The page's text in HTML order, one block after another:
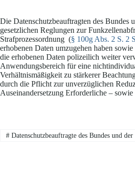
Die Datenschutzbeauftragten des Bundes
gesetzlichen Reglungen zur
Strafprozessordnung (§ 100g Abs. 2 S. 2
erhobenen Daten umzugehen haben
die erhobenen Daten polizeilich weiter
Anwendungsbereich für eine
Verhältnismäßigkeit zu stärkerer
durch die Pflicht zur unverzüglichen
Auseinandersetzung Erforderliche –
#Datenschutzbeauftragte des Bundes und